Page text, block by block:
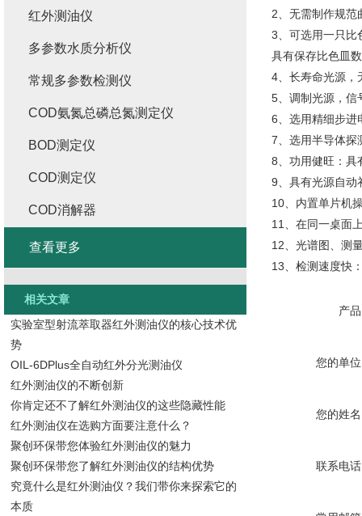
2、无需制作规范
3、可选用一只比
具有保存比色皿
4、长寿命光源，
5、调制光源，信
6、选用精细步进
7、选用半导体探
8、功用健旺：具
9、具有光源自动
10、内置单片机
11、在同一桌面
12、光谱图、测
13、检测速度快
产
您的单
您的姓
联系电
红外测油仪
多参数水质分析仪
常规多参数检测仪
COD氨氮总磷总氮测定仪
BOD测定仪
COD测定仪
COD消解器
查看更多
相关文章
实验室型射流萃取器红外测油仪的核心技术优
势
OIL-6DPlus全自动红外分光测油仪
红外测油仪的不断创新
你肯定还不了解红外测油仪的这些隐藏性能
红外测油仪在选购方面要注意什么？
聚创环保带您体验红外测油仪的魅力
聚创环保带您了解红外测油仪的结构优势
究竟什么是红外测油仪？我们带你来探索它的
本质